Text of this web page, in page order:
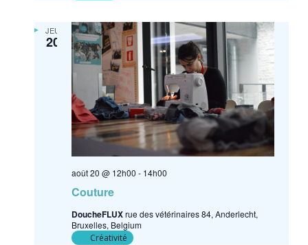
JEU
20
Couture
août 20 @ 12h00 - 14h00
DoucheFLUXrue des vétérinaires 84, Anderlecht,
Bruxelles, Belgium
Créativité